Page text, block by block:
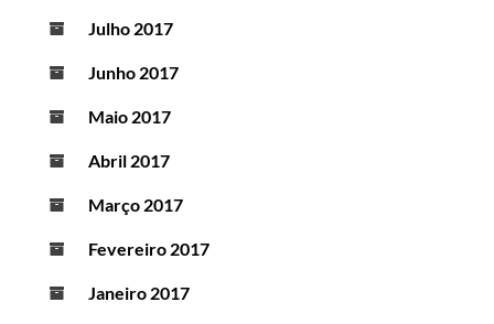
Julho 2017
Junho 2017
Maio 2017
Abril 2017
Março 2017
Fevereiro 2017
Janeiro 2017